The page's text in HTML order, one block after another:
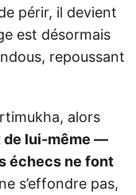
périr, il devient
est désormais
repoussant
alors
de lui-même —
échecs ne font
s’effondre pas,